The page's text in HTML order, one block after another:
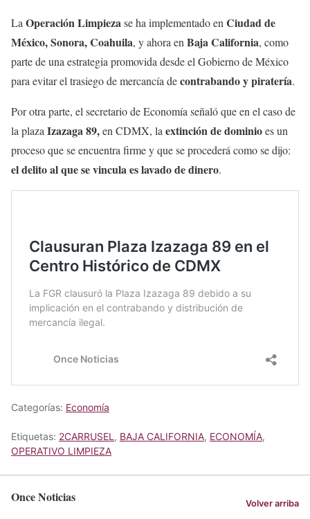
La Operación Limpiezase ha implementado en Ciudad de
México, Sonora, Coahuila, y ahora en Baja California, como
parte de una estrategia promovida desde el Gobierno de México
para evitar el trasiego de mercancía decontrabando y piratería.
Por otra parte, el secretario de Economía señaló que en el caso de
la plaza Izazaga 89,en CDMX, la extinción de dominioes un
proceso que se encuentra firme y que se procederá como se dijo:
el delito al que se vincula es lavado de dinero.
Categorías: Economía
Etiquetas: 2CARRUSEL , BAJA CALIFORNIA, ECONOMÍA,
OPERATIVO LIMPIEZA
Once Noticias Volver arriba